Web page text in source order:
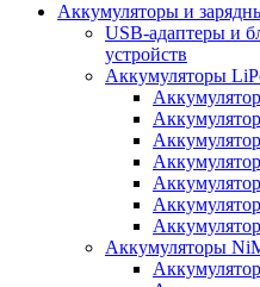
Аккумуляторы и
USB-адаптеры и
устройств
Аккумуляторы
Аккумуляторы